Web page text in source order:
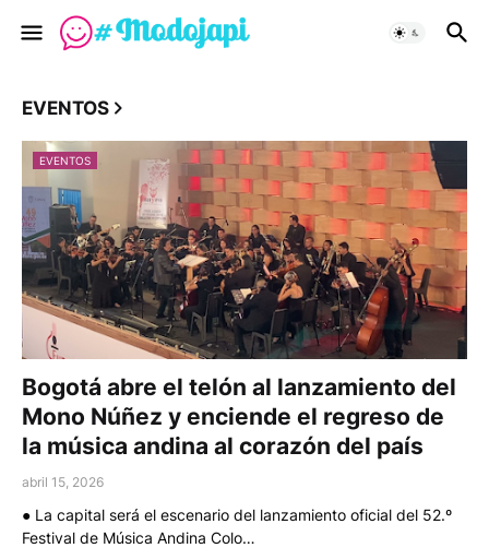
EVENTOS
EVENTOS
Bogotá abre el telón al lanzamiento del
Mono Núñez y enciende el regreso de
la música andina al corazón del país
abril 15, 2026
● La capital será el escenario del lanzamiento oficial del 52.º
Festival de Música Andina Colo…